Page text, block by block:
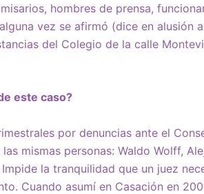
hombres de prensa,
vez se afirmó (dice en alusión
del Colegio de la calle
este caso?
por denuncias ante el
mismas personas: Waldo Wolff,
la tranquilidad que un juez
Cuando asumí en Casación en